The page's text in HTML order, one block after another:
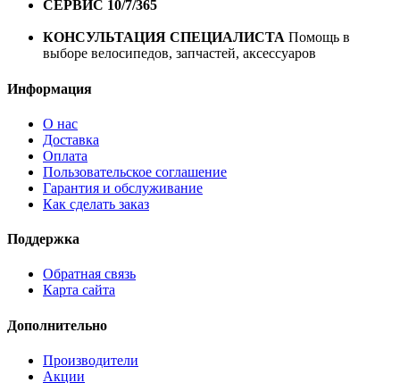
СЕРВИС 10/7/365
КОНСУЛЬТАЦИЯ СПЕЦИАЛИСТА Помощь в
выборе велосипедов, запчастей, аксессуаров
Информация
О нас
Доставка
Оплата
Пользовательское соглашение
Гарантия и обслуживание
Как сделать заказ
Поддержка
Обратная связь
Карта сайта
Дополнительно
Производители
Акции